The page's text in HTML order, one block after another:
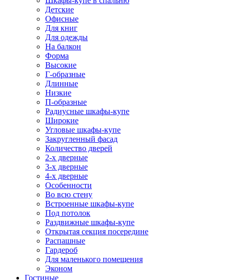
Детские
Офисные
Для книг
Для одежды
На балкон
Форма
Высокие
Г-образные
Длинные
Низкие
П-образные
Радиусные шкафы-купе
Широкие
Угловые шкафы-купе
Закругленный фасад
Количество дверей
2-х дверные
3-х дверные
4-х дверные
Особенности
Во всю стену
Встроенные шкафы-купе
Под потолок
Раздвижные шкафы-купе
Открытая секция посередине
Распашные
Гардероб
Для маленького помещения
Эконом
Гостиные